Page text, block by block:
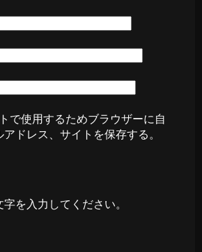
で使用するためブラウザーに自
ドレス、サイトを保存する。
字を入力してください。